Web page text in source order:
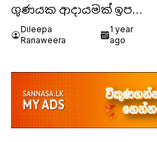
ගුණයක ආදායමක් ඉපයූ
TERRIFIER 3
Dileepa
Ranaweera
1 year
ago